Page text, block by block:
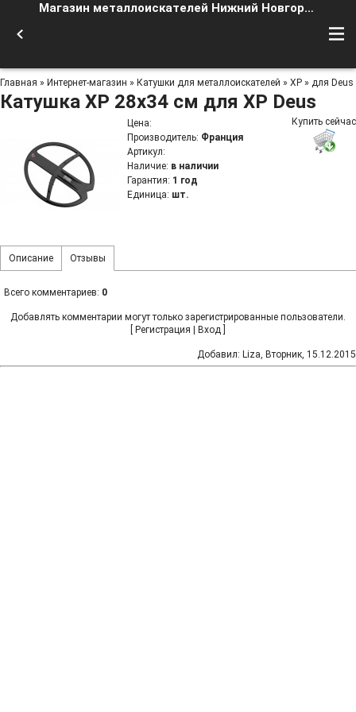
Магазин металлоискателей Нижний Новгород
Главная » Интернет-магазин » Катушки для металлоискателей » XP » для Deus
Катушка XP 28х34 см для XP Deus
Цена:
Производитель: Франция
Артикул:
Наличие: в наличии
Гарантия: 1 год
Единица: шт.
Купить сейчас
Описание Отзывы
Всего комментариев: 0
Добавлять комментарии могут только зарегистрированные пользователи.
Регистрация Вход
Добавил: Liza, Вторник, 15.12.2015